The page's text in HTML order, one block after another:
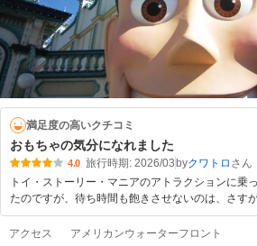
満足度の高いクチコミ
おもちゃの気分になれました
4.0 旅行時期: 2026/03 byクワトロ
トイ・ストーリー・マニアのアトラクションに乗
たのですが、待ち時間も飽きさせないのは、さす
アクセス アメリカンウォーターフロント